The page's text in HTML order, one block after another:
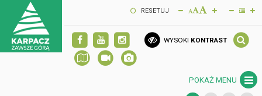
RESETUJ
WYSOKI KONTRAST
POKAŻ MENU